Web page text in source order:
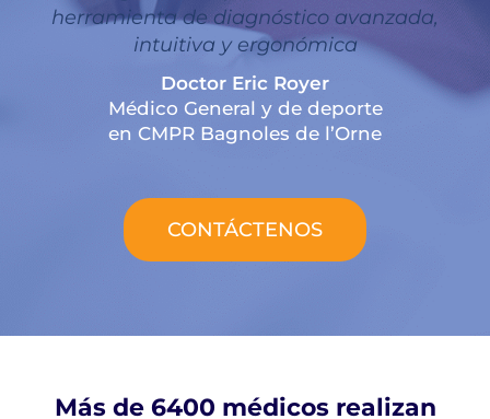
herramienta de diagnóstico avanzada,
intuitiva y ergonómica
Doctor Eric Royer
Médico General y de deporte
en CMPR Bagnoles de l’Orne
CONTÁCTENOS
Más de 6400 médicos realizan